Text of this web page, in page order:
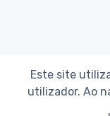
Este site
utilizador. Ao